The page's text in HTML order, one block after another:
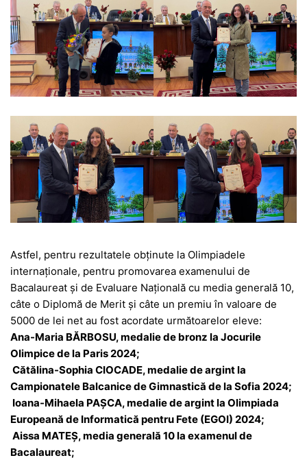
Astfel, pentru rezultatele obținute la Olimpiadele
internaționale, pentru promovarea examenului de
Bacalaureat și de Evaluare Națională cu media generală 10,
câte o Diplomă de Merit și câte un premiu în valoare de
5000 de lei net au fost acordate următoarelor eleve:
Ana-Maria BĂRBOSU, medalie de bronz la Jocurile
Olimpice de la Paris 2024;
Cătălina-Sophia CIOCADE, medalie de argint la
Campionatele Balcanice de Gimnastică de la Sofia 2024;
Ioana-Mihaela PAȘCA, medalie de argint la Olimpiada
Europeană de Informatică pentru Fete (EGOI) 2024;
Aissa MATEȘ, media generală 10 la examenul de
Bacalaureat;